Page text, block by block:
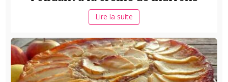
Lire la suite